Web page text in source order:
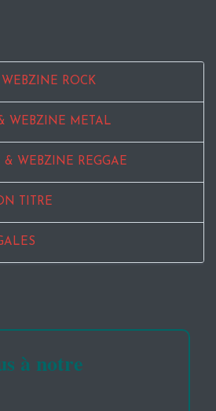
ROCK
WEBZINE METAL
& WEBZINE REGGAE
TITRE
à notre